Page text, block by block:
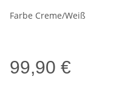
Farbe Creme/Weiß
99,90 €